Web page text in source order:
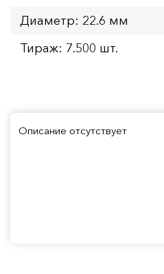
Диаметр: 22.6 мм
Тираж: 7.500 шт.
Описание отсутствует